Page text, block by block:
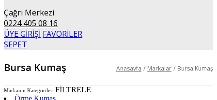
Çağrı Merkezi
0224 405 08 16
ÜYE GİRİŞİ FAVORİLER
SEPET
Bursa Kumaş Anasayfa / Markalar / Bursa Kumaş
Markanın Kategorileri FİLTRELE
Örme Kumaş